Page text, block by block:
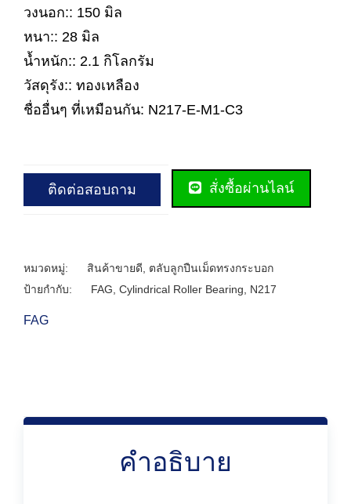
วงนอก:: 150 มิล
หนา:: 28 มิล
น้ำหนัก:: 2.1 กิโลกรัม
วัสดุรัง:: ทองเหลือง
ชื่ออื่นๆ ที่เหมือนกัน: N217-E-M1-C3
ติดต่อสอบถาม สั่งซื้อผ่านไลน์
หมวดหมู่: สินค้าขายดี
ตลับลูกปืนเม็ดทรงกระบอก
ป้ายกำกับ:
FAG Cylindrical Roller Bearing N217
FAG
คำอธิบาย